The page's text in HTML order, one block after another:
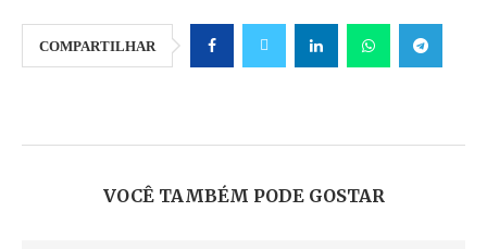
COMPARTILHAR
VOCÊ TAMBÉM PODE GOSTAR